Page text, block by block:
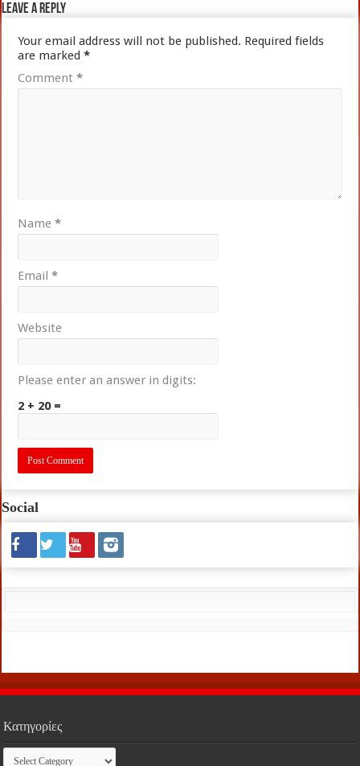
Leave a Reply
Your email address will not be published. Required fields
are marked*
Comment*
Name*
Email*
Website
Please enter an answer in digits:
2 + 20 =
Social
Κατηγορίες
Κατηγορίες